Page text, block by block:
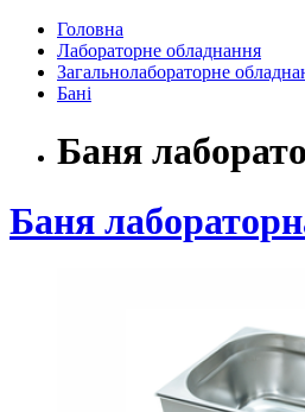
Головна
Лабораторне обладнання
Загальнолабораторне
Бані
Баня
Баня